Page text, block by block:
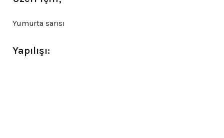
Yumurta sarısı
Yapılışı: